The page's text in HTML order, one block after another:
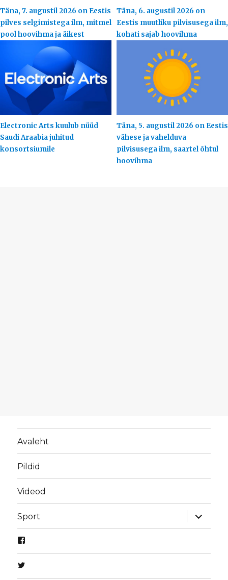
Täna, 7. augustil 2026 on Eestis
pilves selgimistega ilm, mitmel
pool hoovihma ja äikest
Täna, 6. augustil 2026 on
Eestis muutliku pilvisusega ilm,
kohati sajab hoovihma
Electronic Arts kuulub nüüd
Saudi Araabia juhitud
konsortsiumile
Täna, 5. augustil 2026 on Eestis
vähese ja vahelduva
pilvisusega ilm, saartel õhtul
hoovihma
Avaleht
Pildid
Videod
Sport
laienda